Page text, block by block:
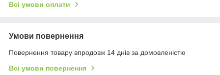
Всі умови оплати
Умови повернення
Повернення товару впродовж 14 днів за домовленістю
Всі умови повернення